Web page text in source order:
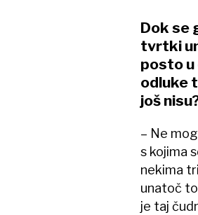
Dok se
tvrtki
posto u
odluke
još
– Ne
s kojima
nekima
unatoč
je taj